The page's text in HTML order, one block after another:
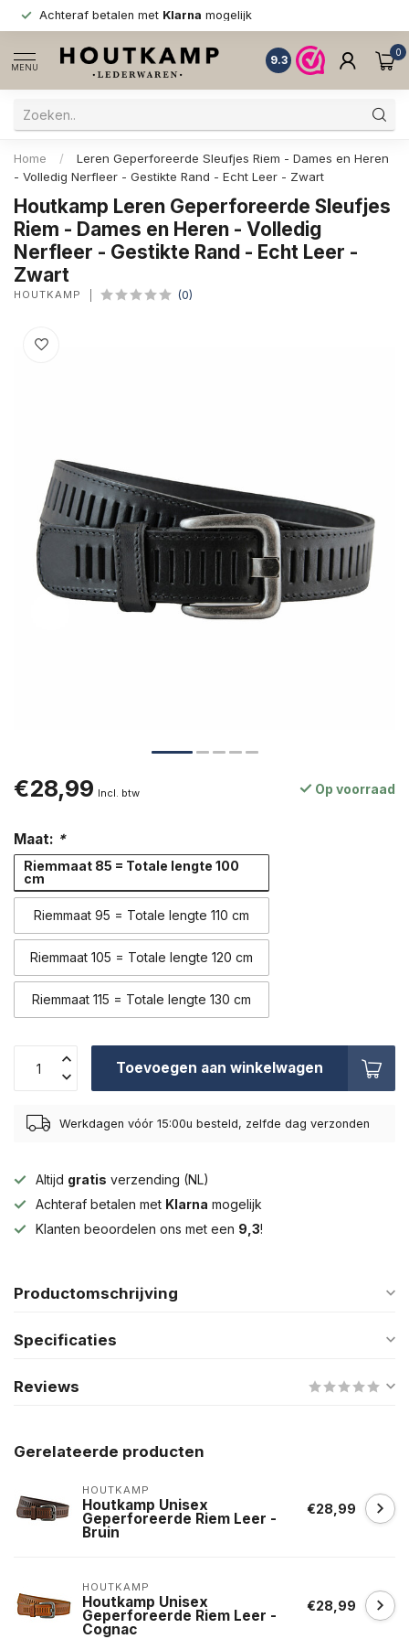
Achteraf betalen met Klarna mogelijk
MENU
9.3
0
Home /
Leren Geperforeerde Sleufjes Riem - Dames en Heren
- Volledig Nerfleer - Gestikte Rand - Echt Leer - Zwart
Houtkamp Leren Geperforeerde Sleufjes
Riem - Dames en Heren - Volledig
Nerfleer - Gestikte Rand - Echt Leer -
Zwart
HOUTKAMP (0)
€28,99 Incl. btw Op voorraad
Maat: *
Riemmaat 85 = Totale lengte 100
cm
Riemmaat 95 = Totale lengte 110 cm
Riemmaat 105 = Totale lengte 120 cm
Riemmaat 115 = Totale lengte 130 cm
Toevoegen aan winkelwagen
Werkdagen vóór 15:00u besteld, zelfde dag verzonden
Altijd gratis verzending (NL)
Achteraf betalen met Klarna mogelijk
Klanten beoordelen ons met een 9,3!
Productomschrijving
Specificaties
Reviews
Gerelateerde producten
HOUTKAMP
Houtkamp Unisex
Geperforeerde Riem Leer -
Bruin
€28,99
HOUTKAMP
Houtkamp Unisex
Geperforeerde Riem Leer -
Cognac
€28,99